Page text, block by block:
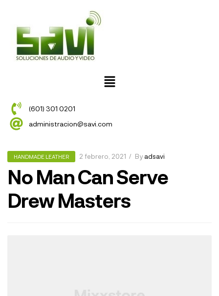
(601) 301 0201
administracion@savi.com
HANDMADE LEATHER 2 febrero, 2021 By adsavi
No Man Can Serve
Drew Masters